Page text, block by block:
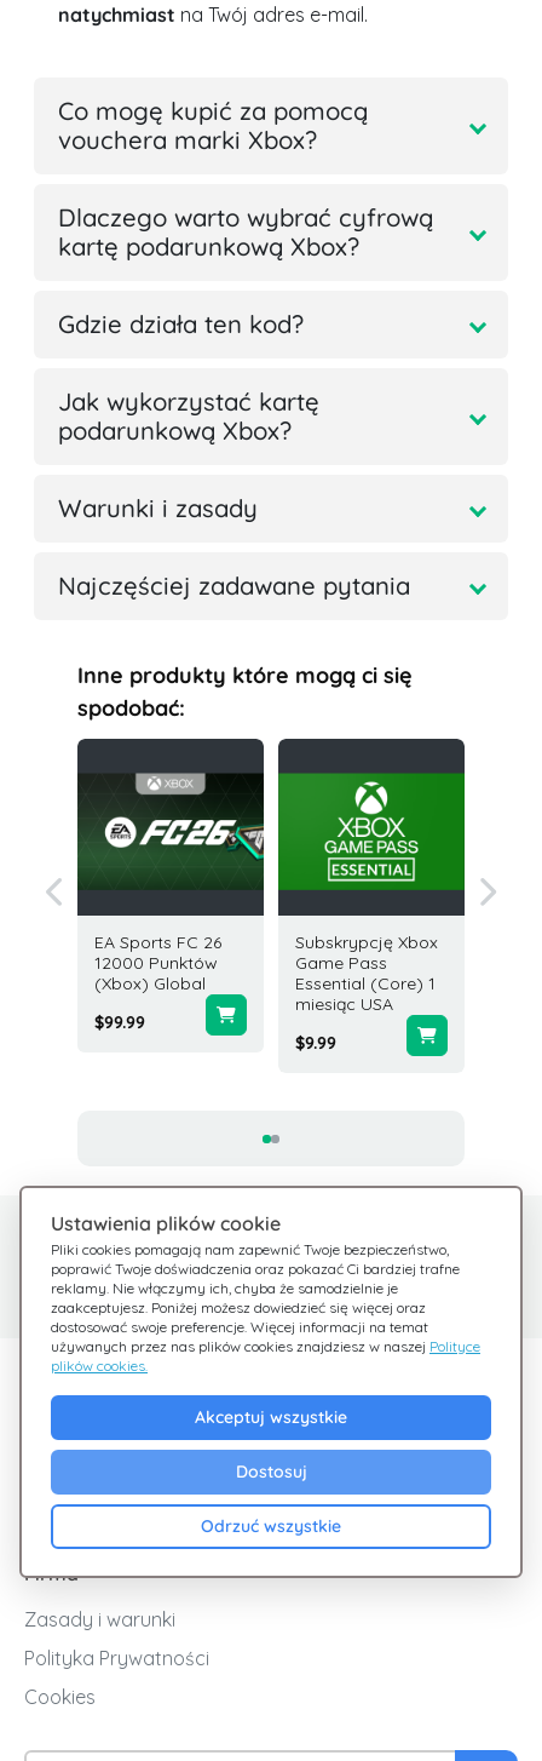
natychmiast na Twój adres e-mail.
Co mogę kupić za pomocą
vouchera marki Xbox?
Dlaczego warto wybrać cyfrową
kartę podarunkową Xbox?
Gdzie działa ten kod?
Jak wykorzystać kartę
podarunkową Xbox?
Warunki i zasady
Najczęściej zadawane pytania
Inne produkty które mogą ci się
spodobać:
EA Sports FC 26
12000 Punktów
(Xbox) Global
$99.99
Subskrypcję Xbox
Game Pass
Essential (Core) 1
miesiąc USA
$9.99
Ustawienia plików cookie
Pliki cookies pomagają nam zapewnić Twoje bezpieczeństwo,
poprawić Twoje doświadczenia oraz pokazać Ci bardziej trafne
reklamy. Nie włączymy ich, chyba że samodzielnie je
zaakceptujesz. Poniżej możesz dowiedzieć się więcej oraz
dostosować swoje preferencje. Więcej informacji na temat
używanych przez nas plików cookies znajdziesz w naszej Polityce
plików cookies.
Akceptuj wszystkie
Dostosuj
Odrzuć wszystkie
Potrzebujesz pomocy?
Jesteśmy tu dla Ciebie
Centrum pomocy
Sprawdź nasze FAQ
Odkryj Giftsy
Cashback
Blog
Firma
Zasady i warunki
Polityka Prywatności
Cookies